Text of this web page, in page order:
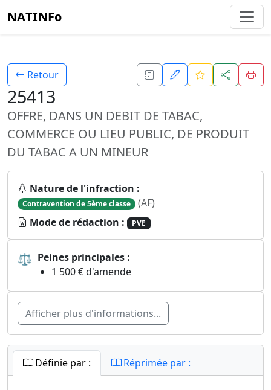
NATINFo
Retour
25413
OFFRE, DANS UN DEBIT DE TABAC,
COMMERCE OU LIEU PUBLIC, DE PRODUIT
DU TABAC A UN MINEUR
Nature de l'infraction :
Contravention de 5ème classe (AF)
Mode de rédaction :
PVE
⚖ Peines principales :
1 500 € d'amende
Afficher plus d'informations...
Définie par : Réprimée par :